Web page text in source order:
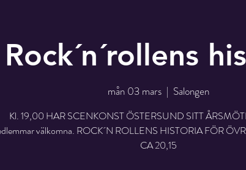
Rock´n´rollens
mån 03 mars
  |
Salongen
Kl. 19,00 HAR SCENKONST ÖSTERSUND SITT
välkomna. ROCK´N ROLLENS HISTORIA FÖR
CA 20,15